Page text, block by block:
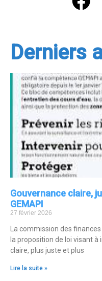
Derniers
Gouvernance claire,
GEMAPI
27 février 2026
La commission des
la proposition de loi visant à
claire, plus juste et plus
Lire la suite »